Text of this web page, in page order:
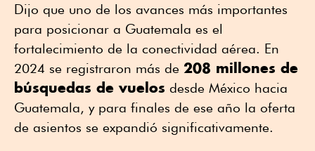
Dijo que uno de los avances más importantes
para posicionar a Guatemala es el
fortalecimiento de la conectividad aérea. En
2024 se registraron más de 208 millones de
búsquedas de vuelos desde México hacia
Guatemala, y para finales de ese año la oferta
de asientos se expandió significativamente.